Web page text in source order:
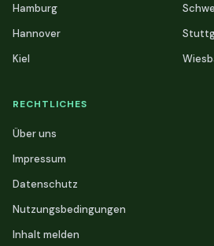
Hamburg
Hannover
Kiel
RECHTLICHES
Über uns
Impressum
Datenschutz
Nutzungsbedingungen
Inhalt melden